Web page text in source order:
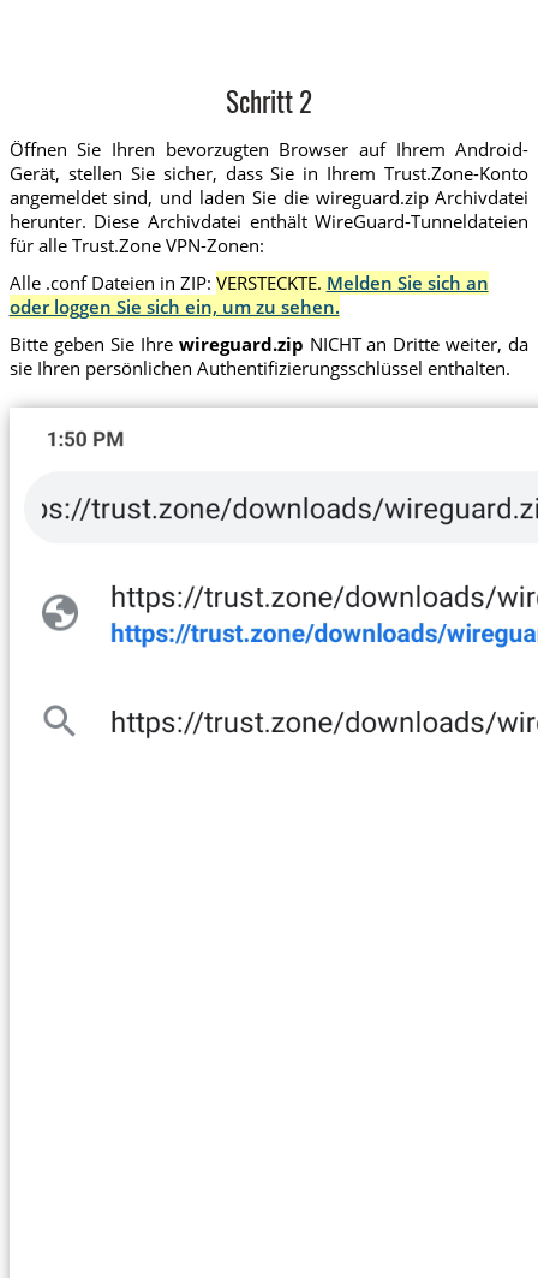
Schritt 2
Öffnen Sie Ihren bevorzugten Browser auf Ihrem Android-
Gerät, stellen Sie sicher, dass Sie in Ihrem Trust.Zone-Konto
angemeldet sind, und laden Sie die wireguard.zip Archivdatei
herunter. Diese Archivdatei enthält WireGuard-Tunneldateien
für alle Trust.Zone VPN-Zonen:
Alle .conf Dateien in ZIP: VERSTECKTE. Melden Sie sich an
oder loggen Sie sich ein, um zu sehen.
Bitte geben Sie Ihre wireguard.zip NICHT an Dritte weiter, da
sie Ihren persönlichen Authentifizierungsschlüssel enthalten.